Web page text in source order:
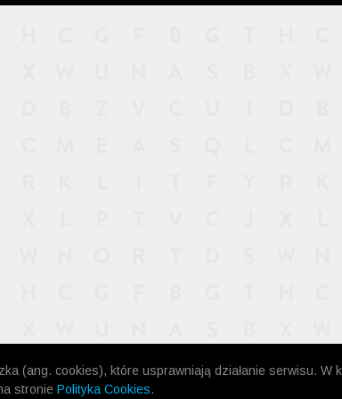
(ang. cookies), które usprawniają działanie serwisu. W
stronie Polityka Cookies.